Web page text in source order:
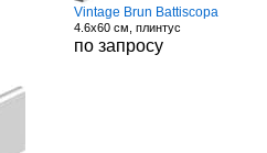
Vintage Brun Battiscopa
4.6x60 см, плинтус
по запросу